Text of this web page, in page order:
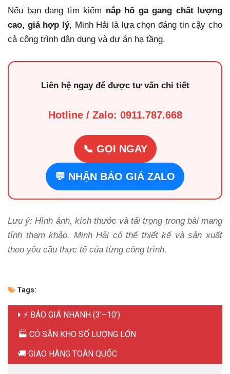
Nếu bạn đang tìm kiếm nắp hố ga gang chất lượng
cao, giá hợp lý, Minh Hải là lựa chọn đáng tin cậy cho
cả công trình dân dụng và dự án hạ tầng.
Liên hệ ngay để được tư vấn chi tiết
Hotline / Zalo: 0911.787.668
📞 GỌI NGAY
💬 NHẬN BÁO GIÁ ZALO
Lưu ý: Hình ảnh, kích thước và tải trọng trong bài mang
tính tham khảo. Minh Hải có thể thiết kế và sản xuất
theo yêu cầu thực tế của từng công trình.
Tags:
⚡ BÁO GIÁ NHANH (3'–10')
🏭 CÓ SẴN KHO SỐ LƯỢNG LỚN
🚚 GIAO HÀNG TOÀN QUỐC